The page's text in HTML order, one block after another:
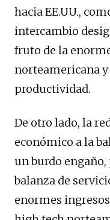
hacia EE.UU.,
intercambio
fruto de la
norteamericana
productividad.
De otro lado, la
económico a la
un burdo
balanza de
enormes